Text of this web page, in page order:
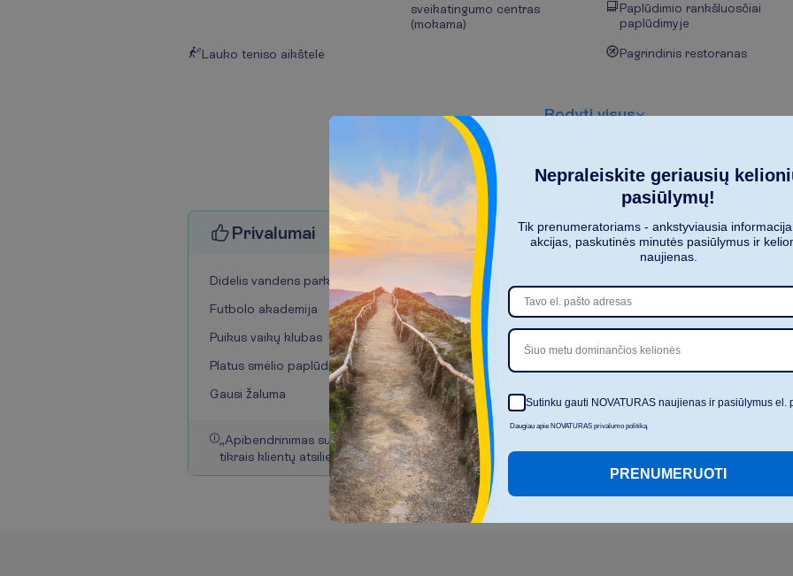
sveikatingumo centras
(mokama)
Lauko teniso aikštelė
Paplūdimio rankšluosčiai
paplūdimyje
Pagrindinis restoranas
Rodyti visus
Privalumai
Didelis vandens parkas
Futbolo akademija
Puikus vaikų klubas
Platus smėlio paplūdimys
Gausi žaluma
„Apibendrinimas sugeneruo tas dirbtinio intele kto
tikrais klientų atsiliepimais.“
Nepraleiskite geriausių
pasiūlymų!
Tik prenumeratoriams - ankstyviausia
akcijas, paskutinės minutės pasiūlymus ir
naujienas.
Šiuo metu dominančios kelionės
Sutinku gauti NOVATURAS naujienas ir pasiūlymus el.
Daugiau apie NOVATURAS privalumo politiką
PRENUMERUOTI